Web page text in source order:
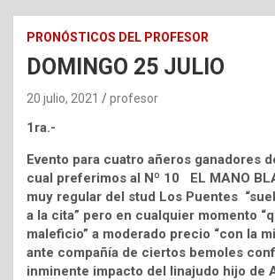
PRONÓSTICOS DEL PROFESOR
DOMINGO 25 JULIO
20 julio, 2021 profesor
1ra.-
Evento para cuatro añeros ganadores
cual preferimos al Nº 10 EL MANO
muy regular del stud Los Puentes
a la cita” pero en cualquier momento
maleficio” a moderado precio “con la
ante compañía de ciertos bemoles
inminente impacto del linajudo hijo de